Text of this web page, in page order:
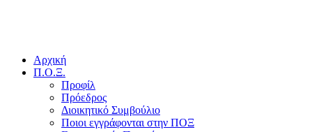
Αρχική
Π.Ο.Ξ.
Προφίλ
Πρόεδρος
Διοικητικό Συμβούλιο
Ποιοι εγγράφονται στην ΠΟΞ